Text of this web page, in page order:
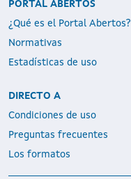
PORTAL ABERTOS
¿Qué es el Portal Abertos?
Normativas
Estadísticas de uso
DIRECTO A
Condiciones de uso
Preguntas frecuentes
Los formatos